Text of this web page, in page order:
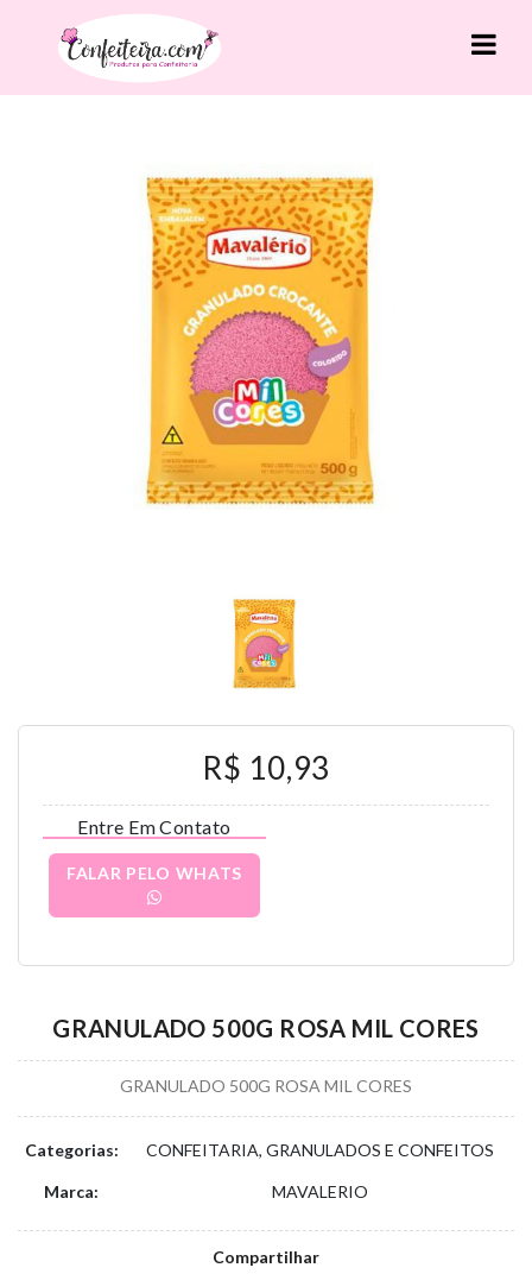
R$ 10,93
Entre Em Contato
FALAR PELO WHATS
GRANULADO 500G ROSA MIL CORES
GRANULADO 500G ROSA MIL CORES
Categorias: CONFEITARIA, GRANULADOS E CONFEITOS
Marca: MAVALERIO
Compartilhar